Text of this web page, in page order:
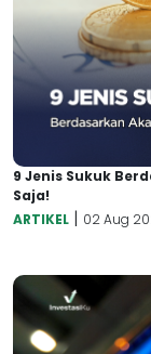
9 Jenis Sukuk
Saja!
ARTIKEL | 02 Aug